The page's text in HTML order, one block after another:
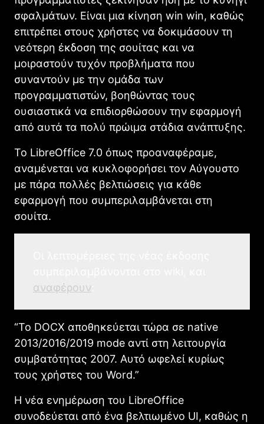
σφαλμάτων. Είναι μια κίνηση win win, καθώς
επιτρέπει στους χρήστες να δοκιμάσουν τη
νεότερη έκδοση της σουίτας και να
μοιραστούν τυχόν προβλήματα που
συναντούν με την ομάδα των
προγραμματιστών, βοηθώντας τους
ουσιαστικά να επιδιορθώσουν την εφαρμογή
από αυτά τα πολύ πρώιμα στάδια ανάπτυξης.
Το LibreOffice 7.0 όπως προαναφέραμε,
αναμένεται να κυκλοφορήσει τον Αύγουστο
με πάρα πολλές βελτιώσεις για κάθε
εφαρμογή που συμπεριλαμβάνεται στη
σουίτα.
αναφέρουν
“Το DOCX αποθηκεύεται τώρα σε native
2013/2016/2019 mode αντί στη λειτουργία
συμβατότητας 2007. Αυτό ωφελεί κυρίως
τους χρήστες του Word.”
Η νέα ενημέρωση του LibreOffice
συνοδεύεται από ένα βελτιωμένο UI, καθώς η